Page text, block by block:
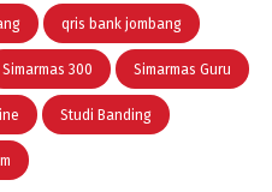
qris bank jombang
Simarmas 300 Simarmas Guru
Studi Banding